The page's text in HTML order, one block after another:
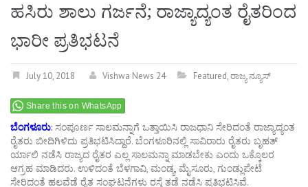
ಹಸಿರು ಶಾಲು ಗರ್ಜನೆ; ರಾಜ್ಯಾದ್ಯಂತ ರೈತರಿಂದ
ಭಾರೀ ಪ್ರತಿಭಟನೆ
July 10, 2018 Vishwa News 24 Featured,ರಾಜ್ಯ ನ್ಯೂಸ್
Share this on WhatsApp
ಬೆಂಗಳೂರು: ಸಂಪೂರ್ಣ ಸಾಲಮನ್ನಾಗೆ ಒತ್ತಾಯಿಸಿ ರಾಜಧಾನಿ ಸೇರಿದಂತೆ ರಾಜ್ಯಾದ್ಯಂತ
ರೈತರು ಬೀದಿಗಿಳಿದು ಪ್ರತಿಭಟಿಸಿದ್ದಾರೆ. ಬೆಂಗಳೂರಿನಲ್ಲಿ ಸಾವಿರಾರು ರೈತರು ಬೃಹತ್‌
ರ್ಯಾಲಿ ನಡೆಸಿ ರಾಜ್ಯದ ರೈತರ ಎಲ್ಲ ಸಾಲಮನ್ನಾ ಮಾಡಬೇಕು ಎಂದು ಒಕ್ಕೊಲರ
ಆಗ್ರಹ ಮಾಡಿದರು. ಉಳಿದಂತೆ ಬೆಳಗಾವಿ, ಮಂಡ್ಯ, ಮೈಸೂರು, ಗುಂಡ್ಲುಪೇಟೆ
ಸೇರಿದಂತೆ ಹಲವೆಡೆ ರೈತ ಸಂಘಟನೆಗಳು ರಸ್ತೆ ತಡೆ ನಡೆಸಿ ಪ್ರತಿಭಟಿಸಿವೆ.